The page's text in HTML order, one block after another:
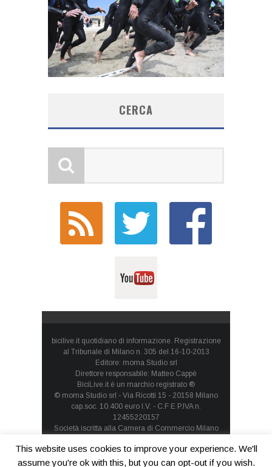
CERCA
bicilive.it quotidiano di informazione. Registrazione
al Tribunale di Milano n. 305 del 16-10-2013
Editore: moma Studio srl
Direttore responsabile: Matteo Cappè
BiciLive.it è un marchio registrato ®
© moma Studio srl - Via Ricotti 15 - 20158 Milano
cap.soc. 10.400 euro I.V. - C.F E P.IVA n.
12455220157
Società iscritta alla Camera di Commercio Milano
socio unico
Privacy Policy-Cookie Policy
This website uses cookies to improve your experience. We'll
assume you're ok with this, but you can opt-out if you wish.